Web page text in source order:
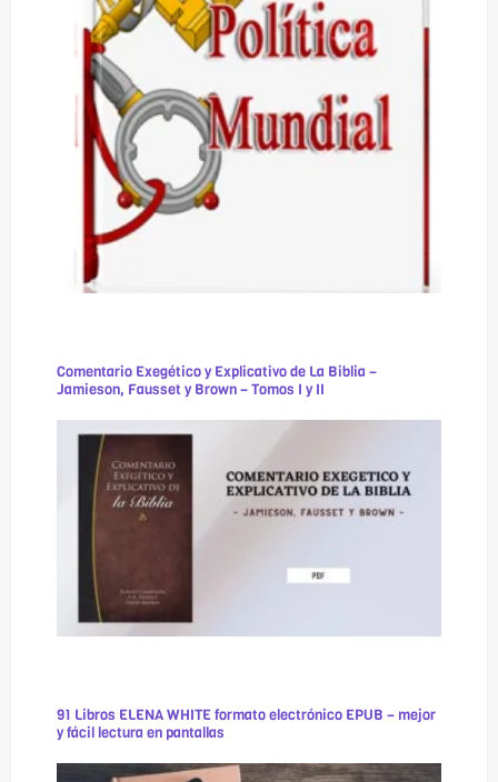
Comentario Exegético y Explicativo de La Biblia –
Jamieson, Fausset y Brown – Tomos I y II
91 Libros ELENA WHITE formato electrónico EPUB – mejor
y fácil lectura en pantallas